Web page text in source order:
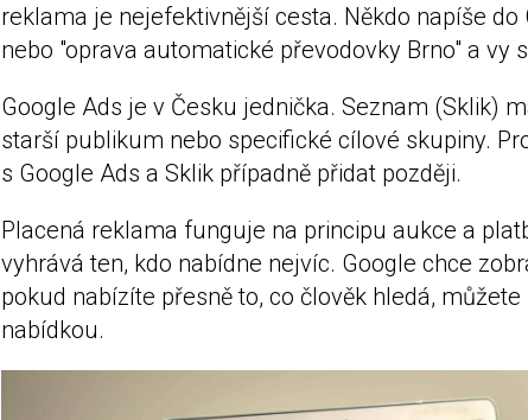
reklama je nejefektivnější cesta. Někdo napíše do
nebo "oprava automatické převodovky Brno" a vy
Google Ads je v Česku jednička. Seznam (Sklik)
starší publikum nebo specifické cílové skupiny.
s Google Ads a Sklik případně přidat později.
Placená reklama funguje na principu aukce a
vyhrává ten, kdo nabídne nejvíc. Google chce
pokud nabízíte přesně to, co člověk hledá,
nabídkou.